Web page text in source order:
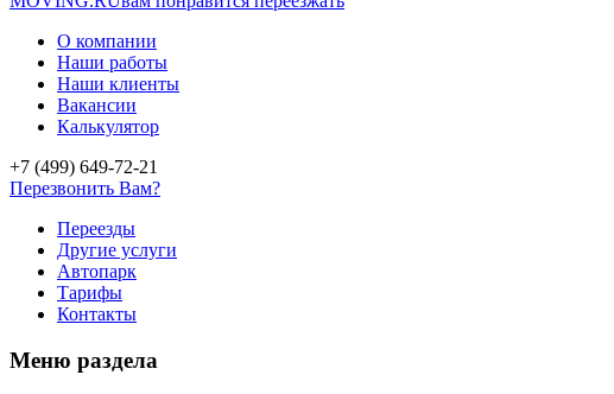
О компании
Наши работы
Наши клиенты
Вакансии
Калькулятор
+7 (499) 649-72-21
Перезвонить Вам?
Переезды
Другие услуги
Автопарк
Тарифы
Контакты
Меню раздела